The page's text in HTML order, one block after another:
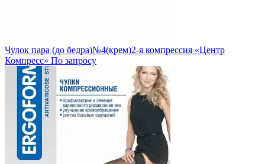
Чулок пара (до бедра)№4(крем)2-я компрессия «Центр
Компресс» По запросу